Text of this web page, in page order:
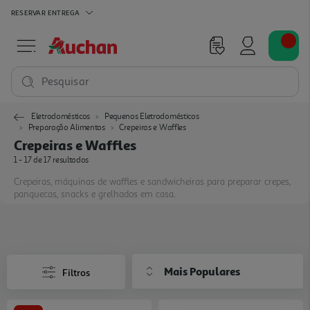
RESERVAR ENTREGA
Pesquisar
Eletrodomésticos
Pequenos Eletrodomésticos
Preparação Alimentos
Crepeiras e Waffles
Crepeiras e Waffles
1 - 17 de 17 resultados
Crepeiras, máquinas de waffles e sandwicheiras para preparar crepes,
panquecas, snacks e grelhados em casa.
Filtros Mais Populares